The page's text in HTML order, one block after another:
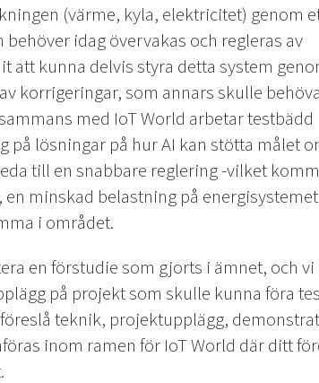
(värme, kyla, elektricitet) genom
idag övervakas och regleras av
kunna delvis styra detta system
korrigeringar, som annars skulle
med IoT World arbetar testbädd
lösningar på hur AI kan stötta målet
till en snabbare reglering -vilket
minskad belastning på
i området.
en förstudie som gjorts i ämnet, och
på projekt som skulle kunna föra
teknik, projektupplägg,
inom ramen för IoT World där ditt